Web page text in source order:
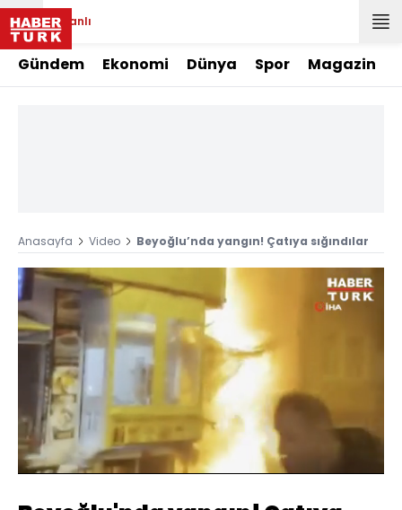
Canlı
Gündem Ekonomi Dünya Spor Magazin
Anasayfa Video Beyoğlu’nda yangın! Çatıya sığındılar
Sesi
Aç
Yüklendi
:
20.18%
Hızı